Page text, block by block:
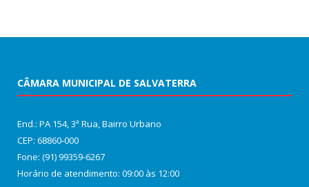
CÂMARA MUNICIPAL DE SALVATERRA
End.: PA 154, 3ª Rua, Bairro Urbano
CEP: 68860‑000
Fone: (91) 99359-6267
Horário de atendimento: 09:00 às 12:00